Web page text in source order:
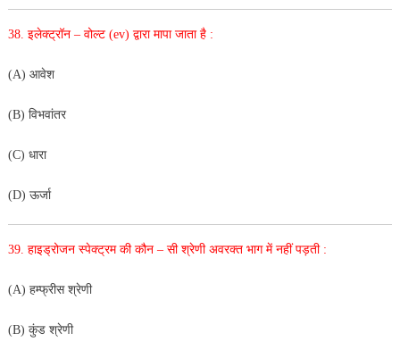
38. इलेक्ट्रॉन – वोल्ट (ev) द्वारा मापा जाता है :
(A) आवेश
(B) विभवांतर
(C) धारा
(D) ऊर्जा
39. हाइड्रोजन स्पेक्ट्रम की कौन – सी श्रेणी अवरक्त भाग में नहीं पड़ती :
(A) हम्फ्रीस श्रेणी
(B) कुंड श्रेणी